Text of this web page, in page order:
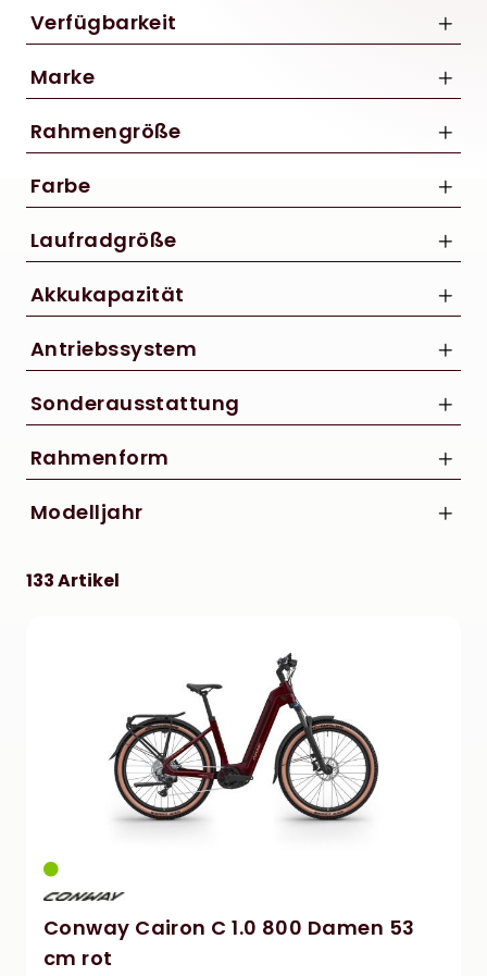
Nur Reduzierte Artikel anzeigen
Verfügbarkeit
Marke
CUBE
GHOST
Moustache
Orbea
Rahmengröße
50 cm
L
Farbe
Laufradgröße
27.5"
29"
Akkukapazität
625 Wh
Antriebssystem
Bosch
Sonderausstattung
Straßenausstattung
Rahmenform
Diamant
Modelljahr
2024
133 Artikel
Conway Cairon C 1.0 800 Damen 53
cm rot